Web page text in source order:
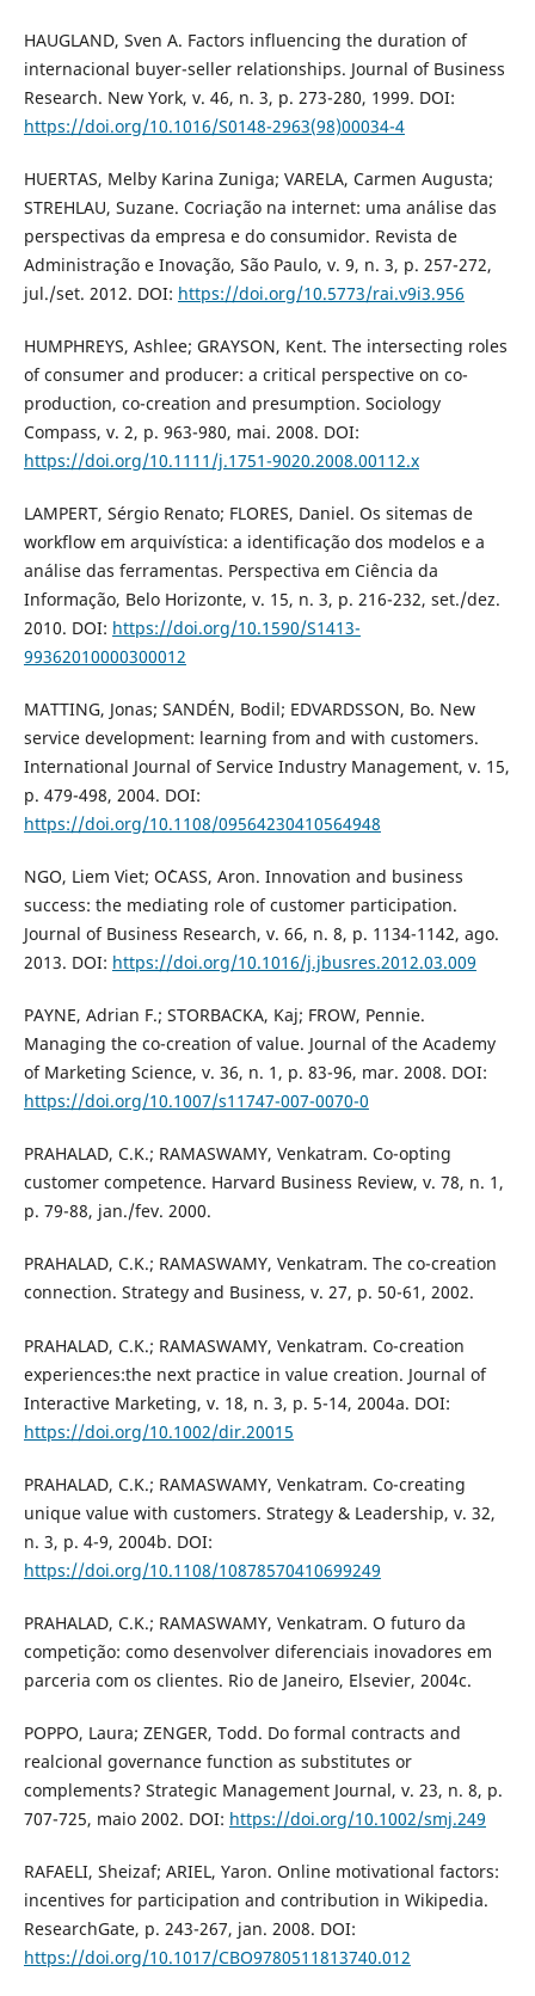
HAUGLAND, Sven A. Factors influencing the duration of
internacional buyer-seller relationships. Journal of Business
Research. New York, v. 46, n. 3, p. 273-280, 1999. DOI:
https://doi.org/10.1016/S0148-2963(98)00034-4
HUERTAS, Melby Karina Zuniga; VARELA, Carmen Augusta;
STREHLAU, Suzane. Cocriação na internet: uma análise das
perspectivas da empresa e do consumidor. Revista de
Administração e Inovação, São Paulo, v. 9, n. 3, p. 257-272,
jul./set. 2012. DOI: https://doi.org/10.5773/rai.v9i3.956
HUMPHREYS, Ashlee; GRAYSON, Kent. The intersecting roles
of consumer and producer: a critical perspective on co-
production, co-creation and presumption. Sociology
Compass, v. 2, p. 963-980, mai. 2008. DOI:
https://doi.org/10.1111/j.1751-9020.2008.00112.x
LAMPERT, Sérgio Renato; FLORES, Daniel. Os sitemas de
workflow em arquivística: a identificação dos modelos e a
análise das ferramentas. Perspectiva em Ciência da
Informação, Belo Horizonte, v. 15, n. 3, p. 216-232, set./dez.
2010. DOI: https://doi.org/10.1590/S1413-
99362010000300012
MATTING, Jonas; SANDÉN, Bodil; EDVARDSSON, Bo. New
service development: learning from and with customers.
International Journal of Service Industry Management, v. 15,
p. 479-498, 2004. DOI:
https://doi.org/10.1108/09564230410564948
NGO, Liem Viet; O´CASS, Aron. Innovation and business
success: the mediating role of customer participation.
Journal of Business Research, v. 66, n. 8, p. 1134-1142, ago.
2013. DOI: https://doi.org/10.1016/j.jbusres.2012.03.009
PAYNE, Adrian F.; STORBACKA, Kaj; FROW, Pennie.
Managing the co-creation of value. Journal of the Academy
of Marketing Science, v. 36, n. 1, p. 83-96, mar. 2008. DOI:
https://doi.org/10.1007/s11747-007-0070-0
PRAHALAD, C.K.; RAMASWAMY, Venkatram. Co-opting
customer competence. Harvard Business Review, v. 78, n. 1,
p. 79-88, jan./fev. 2000.
PRAHALAD, C.K.; RAMASWAMY, Venkatram. The co-creation
connection. Strategy and Business, v. 27, p. 50-61, 2002.
PRAHALAD, C.K.; RAMASWAMY, Venkatram. Co-creation
experiences:the next practice in value creation. Journal of
Interactive Marketing, v. 18, n. 3, p. 5-14, 2004a. DOI:
https://doi.org/10.1002/dir.20015
PRAHALAD, C.K.; RAMASWAMY, Venkatram. Co-creating
unique value with customers. Strategy & Leadership, v. 32,
n. 3, p. 4-9, 2004b. DOI:
https://doi.org/10.1108/10878570410699249
PRAHALAD, C.K.; RAMASWAMY, Venkatram. O futuro da
competição: como desenvolver diferenciais inovadores em
parceria com os clientes. Rio de Janeiro, Elsevier, 2004c.
POPPO, Laura; ZENGER, Todd. Do formal contracts and
realcional governance function as substitutes or
complements? Strategic Management Journal, v. 23, n. 8, p.
707-725, maio 2002. DOI: https://doi.org/10.1002/smj.249
RAFAELI, Sheizaf; ARIEL, Yaron. Online motivational factors:
incentives for participation and contribution in Wikipedia.
ResearchGate, p. 243-267, jan. 2008. DOI:
https://doi.org/10.1017/CBO9780511813740.012